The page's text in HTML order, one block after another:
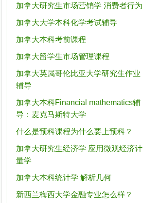
加拿大研究生市场营销学 消费者行为
加拿大大学本科化学考试辅导
加拿大本科考前课程
加拿大留学生市场管理课程
加拿大英属哥伦比亚大学研究生作业
辅导
加拿大本科Financial mathematics辅
导：麦克马斯特大学
什么是预科课程为什么要上预科？
加拿大研究生经济学 应用微观经济计
量学
加拿大本科统计学 解析几何
新西兰梅西大学金融专业怎么样？